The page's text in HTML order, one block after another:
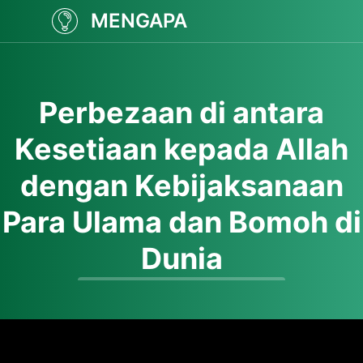
MENGAPA
Perbezaan di antara
Kesetiaan kepada Allah
dengan Kebijaksanaan
Para Ulama dan Bomoh di
Dunia